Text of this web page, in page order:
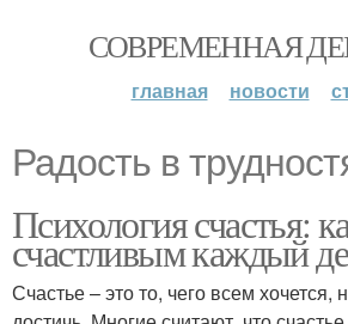
СОВРЕМЕННАЯ
главная новости
Радость в
Психология счастья:
счастливым каждый
Счастье – это то, чего всем хочется,